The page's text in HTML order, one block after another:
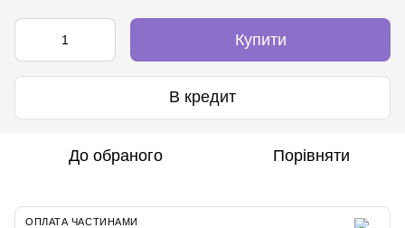
Купити
В кредит
До обраного Порівняти
ОПЛАТА ЧАСТИНАМИ